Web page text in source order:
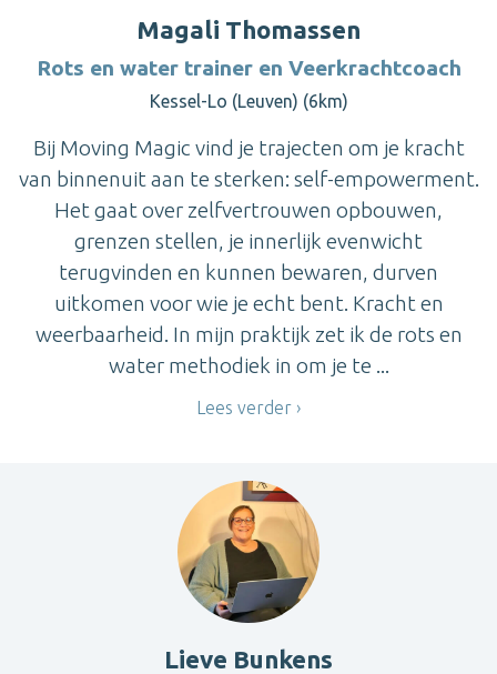
Magali Thomassen
Rots en water trainer en Veerkrachtcoach
Kessel-Lo (Leuven) (6km)
Bij Moving Magic vind je trajecten om je kracht
van binnenuit aan te sterken: self-empowerment.
Het gaat over zelfvertrouwen opbouwen,
grenzen stellen, je innerlijk evenwicht
terugvinden en kunnen bewaren, durven
uitkomen voor wie je echt bent. Kracht en
weerbaarheid. In mijn praktijk zet ik de rots en
water methodiek in om je te ...
Lees verder
Lieve Bunkens